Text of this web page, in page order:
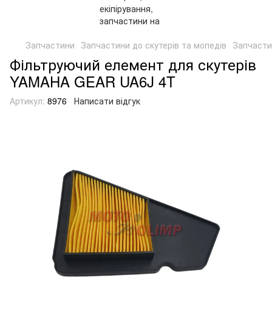
Запчастини Запчастини до скутерів та мопедів
Фільтруючий елемент для скутерів
YAMAHA GEAR UA6J 4T
Артикул: 8976 Написати відгук